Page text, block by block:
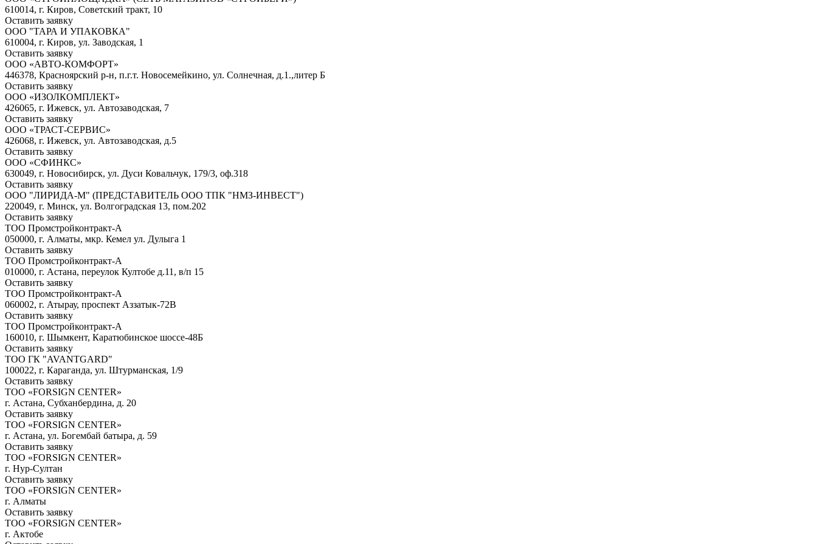
610014, г. Киров, Советский тракт, 10
Оставить заявку
ООО "ТАРА И УПАКОВКА"
610004, г. Киров, ул. Заводская, 1
Оставить заявку
ООО «АВТО-КОМФОРТ»
446378, Красноярский р-н, п.г.т. Новосемейкино, ул. Солнечная, д.1.,литер Б
Оставить заявку
ООО «ИЗОЛКОМПЛЕКТ»
426065, г. Ижевск, ул. Автозаводская, 7
Оставить заявку
ООО «ТРАСТ-СЕРВИС»
426068, г. Ижевск, ул. Автозаводская, д.5
Оставить заявку
ООО «СФИНКС»
630049, г. Новосибирск, ул. Дуси Ковальчук, 179/3, оф.318
Оставить заявку
ООО "ЛИРИДА-М" (ПРЕДСТАВИТЕЛЬ ООО ТПК "НМЗ-ИНВЕСТ")
220049, г. Минск, ул. Волгоградская 13, пом.202
Оставить заявку
ТОО Промстройконтракт-А
050000, г. Алматы, мкр. Кемел ул. Дулыга 1
Оставить заявку
ТОО Промстройконтракт-А
010000, г. Астана, переулок Култобе д.11, в/п 15
Оставить заявку
ТОО Промстройконтракт-А
060002, г. Атырау, проспект Аззатык-72В
Оставить заявку
ТОО Промстройконтракт-А
160010, г. Шымкент, Каратюбинское шоссе-48Б
Оставить заявку
ТОО ГК "AVANTGARD"
100022, г. Караганда, ул. Штурманская, 1/9
Оставить заявку
ТОО «FORSIGN CENTER»
г. Астана, Субханбердина, д. 20
Оставить заявку
ТОО «FORSIGN CENTER»
г. Астана, ул. Богембай батыра, д. 59
Оставить заявку
ТОО «FORSIGN CENTER»
г. Нур-Султан
Оставить заявку
ТОО «FORSIGN CENTER»
г. Алматы
Оставить заявку
ТОО «FORSIGN CENTER»
г. Актобе